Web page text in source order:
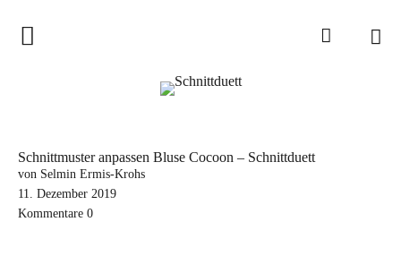
Home
Schnittduett Magazin
Schnittmuster anpassen Bluse Cocoon – Schnittduett
von Selmin Ermis-Krohs
11. Dezember 2019
Kommentare 0